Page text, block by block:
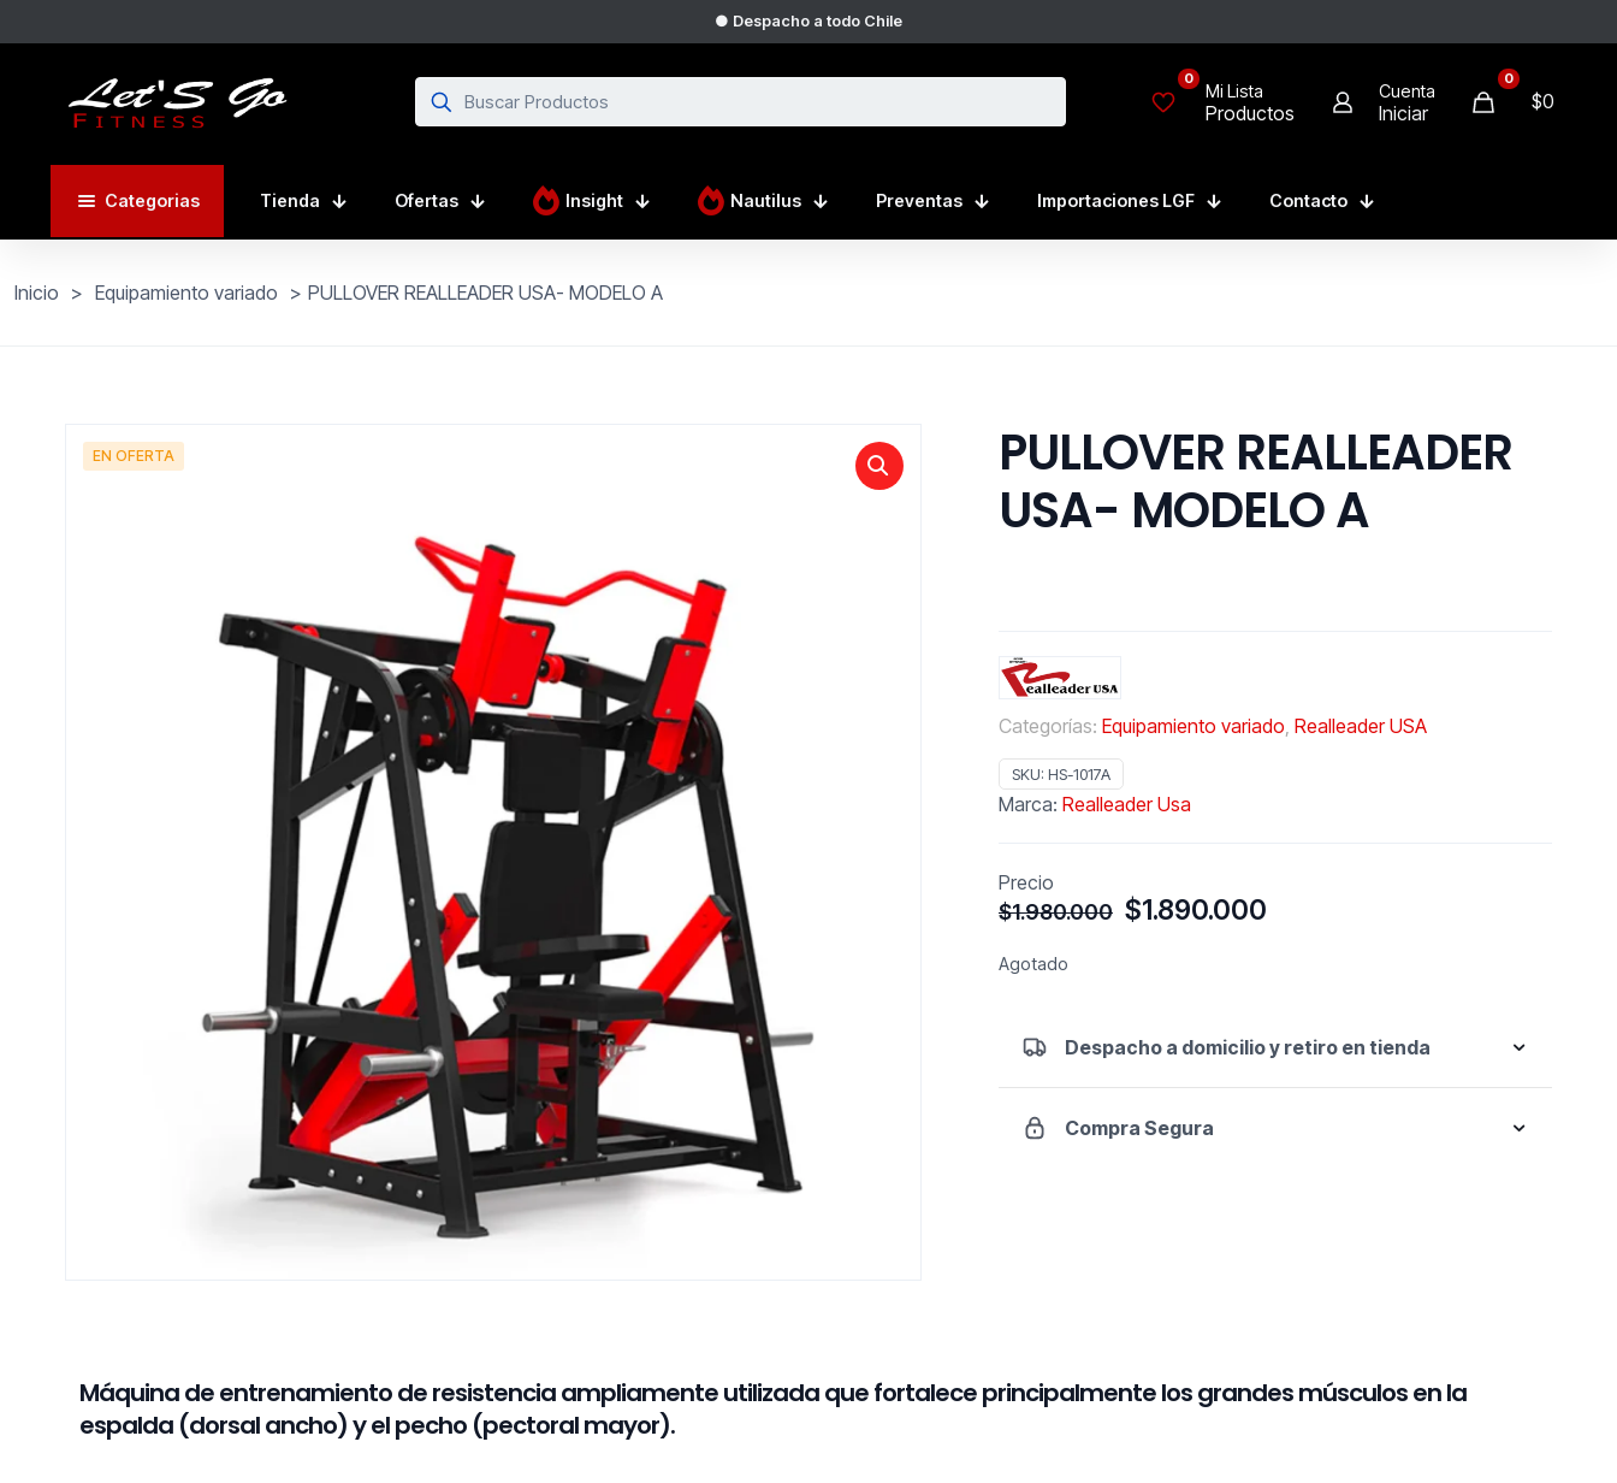
● Despacho a todo Chile
0
Mi Lista
Productos
Cuenta
Iniciar
0
$0
Categorias Tienda Ofertas Insight Nautilus Preventas Importaciones LGF Contacto
Inicio > Equipamiento variado > PULLOVER REALLEADER USA- MODELO A
EN OFERTA
PULLOVER REALLEADER
USA- MODELO A
Categorías: Equipamiento variado Realleader USA
SKU: HS-1017A
Marca: Realleader Usa
Precio
$1.980.000 El
$1.890.000
Agotado
Despacho a domicilio y retiro en tienda
Compra Segura
Máquina de entrenamiento de resistencia ampliamente utilizada que fortalece principalmente los grandes músculos en la
espalda (dorsal ancho) y el pecho (pectoral mayor).